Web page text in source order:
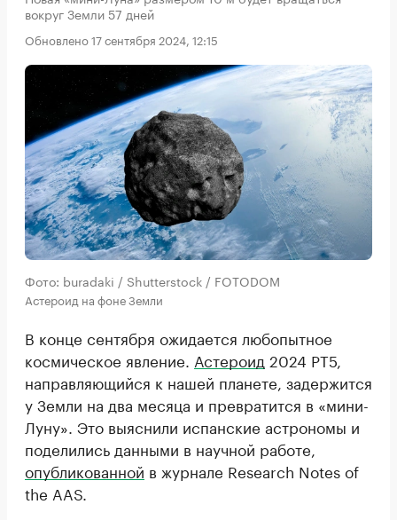
вокруг Земли 57 дней
Обновлено 17 сентября 2024, 12:15
Фото: buradaki / Shutterstock / FOTODOM
Астероид на фоне Земли
В конце сентября ожидается любопытное
космическое явление. Астероид 2024 PT5,
направляющийся к нашей планете, задержится
у Земли на два месяца и превратится в «мини-
Луну». Это выяснили испанские астрономы и
поделились данными в научной работе,
опубликованной в журнале Research Notes of
the AAS.